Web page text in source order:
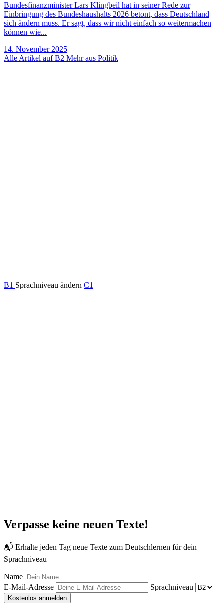
Bundesfinanzminister Lars Klingbeil hat in seiner Rede zur
Einbringung des Bundeshaushalts 2026 betont, dass Deutschland
sich ändern muss. Er sagt, dass wir nicht einfach so weitermachen
können wie...
14. November 2025
Alle Artikel auf B2 Mehr aus Politik
B1 Sprachniveau ändern C1
Verpasse keine neuen Texte!
📬 Erhalte jeden Tag neue Texte zum Deutschlernen für dein
Sprachniveau
Name
E-Mail-Adresse
Sprachniveau
Kostenlos anmelden